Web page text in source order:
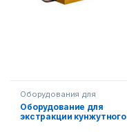
Оборудования для
производства масла
Оборудование для
экстракции кунжутного